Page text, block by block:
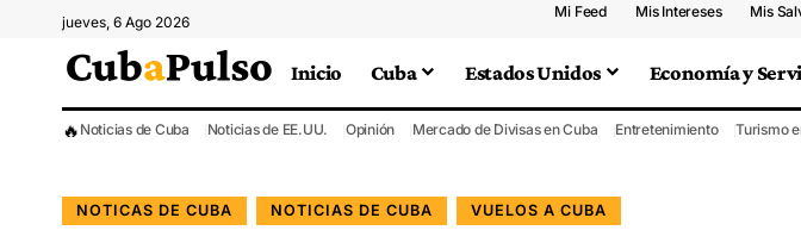
jueves, 6 Ago 2026
Mi Feed Mis Intereses Mis
Inicio Cuba Estados Unidos Economía y
🔥 Noticias de Cuba Noticias de EE.UU. Opinión Mercado de Divisas en Cuba Entretenimiento Turismo
NOTICAS DE CUBA NOTICIAS DE CUBA VUELOS A CUBA